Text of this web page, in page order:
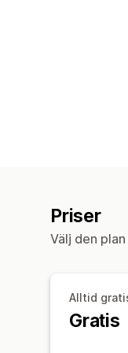
Priser
Välj den
Alltid
Gratis